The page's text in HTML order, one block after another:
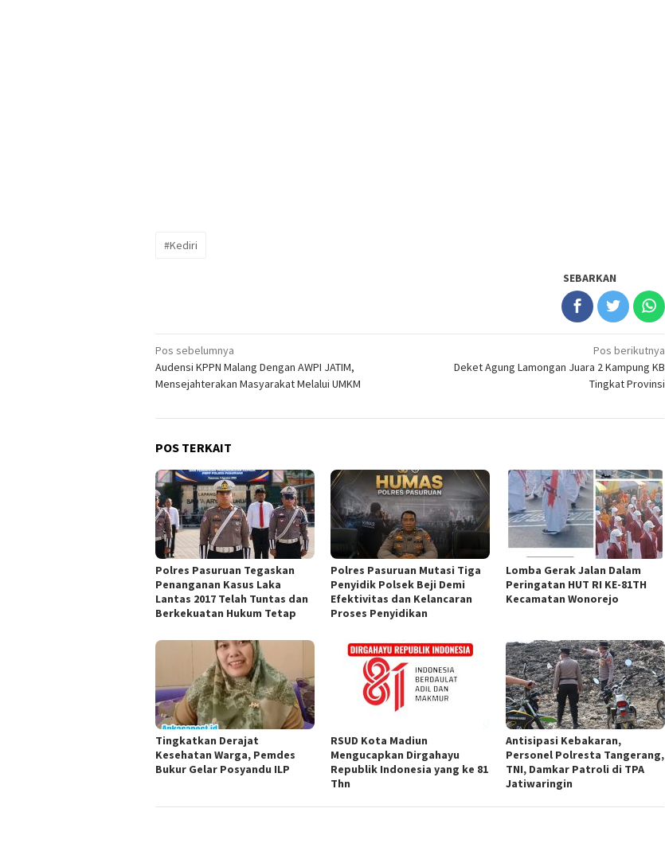
#Kediri
SEBARKAN
Navigasi
pos
Pos sebelumnya
Audensi KPPN Malang Dengan AWPI JATIM,
Mensejahterakan Masyarakat Melalui UMKM
Pos berikutnya
Deket Agung Lamongan Juara 2 Kampung KB
Tingkat Provinsi
POS TERKAIT
Polres Pasuruan Tegaskan
Penanganan Kasus Laka
Lantas 2017 Telah Tuntas dan
Berkekuatan Hukum Tetap
Polres Pasuruan Mutasi Tiga
Penyidik Polsek Beji Demi
Efektivitas dan Kelancaran
Proses Penyidikan
Lomba Gerak Jalan Dalam
Peringatan HUT RI KE-81TH
Kecamatan Wonorejo
Tingkatkan Derajat
Kesehatan Warga, Pemdes
Bukur Gelar Posyandu ILP
RSUD Kota Madiun
Mengucapkan Dirgahayu
Republik Indonesia yang ke 81
Thn
Antisipasi Kebakaran,
Personel Polresta Tangerang,
TNI, Damkar Patroli di TPA
Jatiwaringin